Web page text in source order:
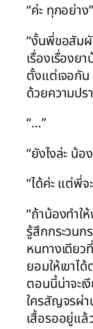
“ค่ะ ทุกอย่าง”
“งั้นพี่ขอสัม
เรื่องเรื่องย
ตั้งแต่เจอกัน
ด้วยความปร
“…”
“ยังไงล่ะ น้อ
“ได้ค่ะ แต่พี่จ
“ถ้าน้องทำใ
รู้สึกกระวนก
หนทางเดีย
ยอมให้เขาไ
ตอนนี้น่าจะเ
ใครสัญจรผ่า
เสื้อรออยู่แล้